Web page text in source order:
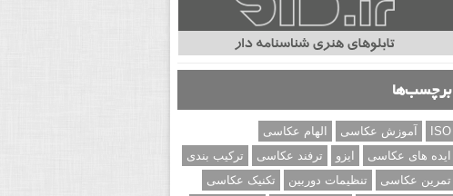
برچسب‌ها
ISO آموزش عکاسی
الهام عکاسی
ایده های عکاسی
ایزو ترفند عکاسی
ترکیب بندی
تمرین عکاسی
تنظیمات دوربین
تکنیک عکاسی